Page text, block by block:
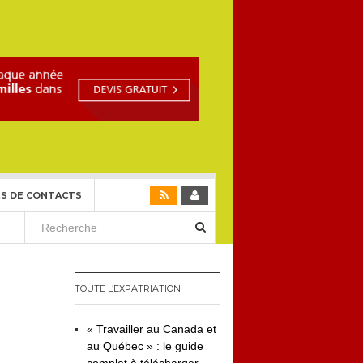
DE CONTACTS
TOUTE L’EXPATRIATION
« Travailler au Canada et
au Québec » : le guide